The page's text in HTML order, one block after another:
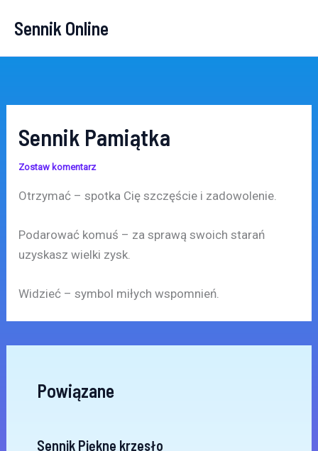
Sennik Online
Sennik Pamiątka
Zostaw komentarz
Otrzymać – spotka Cię szczęście i zadowolenie.
Podarować komuś – za sprawą swoich starań
uzyskasz wielki zysk.
Widzieć – symbol miłych wspomnień.
Powiązane
Sennik Piękne krzesło